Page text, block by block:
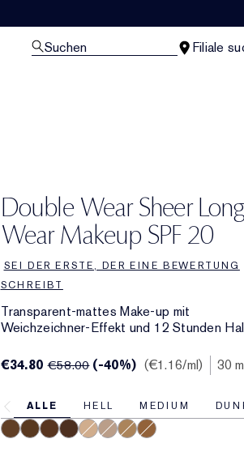
Suchen Filiale
Double Wear Sheer
Wear Makeup SPF 20
SEI DER ERSTE, DER EINE BEWERTUNG
SCHREIBT
Transparent-mattes Make-up mit
Weichzeichner-Effekt und 12 Stunden
€34.80€58.00 (-40%) €1.16/ml 30
ALLE HELL MEDIUM